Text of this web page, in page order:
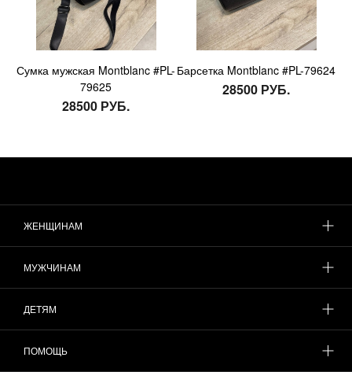
Сумка мужская Montblanc #PL-
79625
28500 РУБ.
Барсетка Montblanc #PL-79624
28500 РУБ.
ЖЕНЩИНАМ
МУЖЧИНАМ
ДЕТЯМ
ПОМОЩЬ